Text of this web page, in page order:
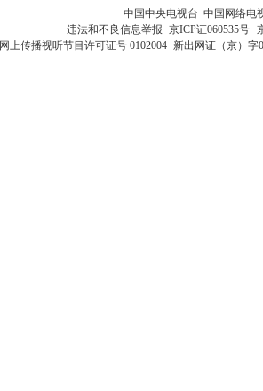
中国中央电视台 中国网络电
违法和不良信息举报 京ICP证060535号
网上传播视听节目许可证号 0102004 新出网证（京）